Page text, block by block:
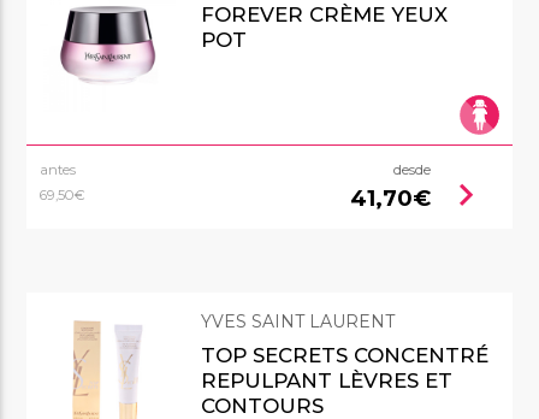
FOREVER CRÈME YEUX
POT
antes
69,50€
desde
41,70€ chevron_right
YVES SAINT LAURENT
TOP SECRETS CONCENTRÉ
REPULPANT LÈVRES ET
CONTOURS